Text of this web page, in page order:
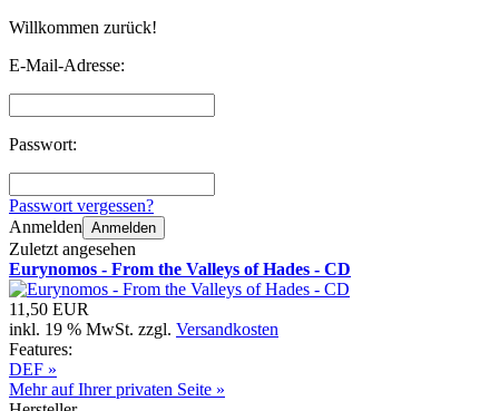
Willkommen zurück!
E-Mail-Adresse:
Passwort:
Passwort vergessen?
Anmelden Anmelden
Zuletzt angesehen
Eurynomos - From the Valleys of Hades - CD
11,50 EUR
inkl. 19 % MwSt. zzgl. Versandkosten
Features:
DEF »
Mehr auf Ihrer privaten Seite »